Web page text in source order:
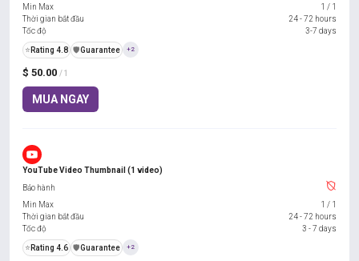
$ 50.00 / 1
MUA NGAY
Min Max
1 / 1
Thời gian bắt đầu
24 - 72 hours
Tốc độ
3-7 days
⭐ Rating 4.8 ️🛡️Guarantee +2
YouTube Video Thumbnail (1 video)
Bảo hành
Min Max
1 / 1
Thời gian bắt đầu
24 - 72 hours
Tốc độ
3 - 7 days
⭐ Rating 4.6 ️🛡️Guarantee +2